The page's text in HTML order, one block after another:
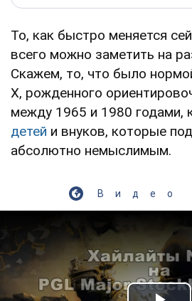
То, как быстро меняется
всего можно заметить на
Скажем, то, что было
Х, рожденного
между 1965 и 1980 годами,
детей и внуков, которые
абсолютно немыслимым.
Видео